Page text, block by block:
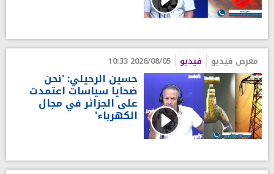
معرض فيديو فيديو 2026/08/05 10:33
حسين الرحيلي: 'نحن
ضحايا سياسات اعتمدت
على الجزائر في مجال
الكهرباء'